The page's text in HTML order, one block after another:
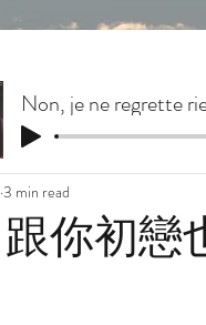
你初戀
3 min read
Non, je ne regrette